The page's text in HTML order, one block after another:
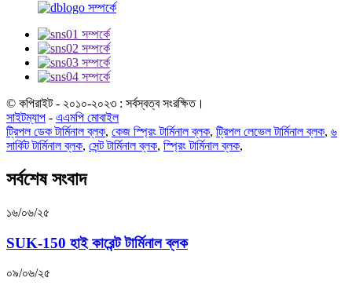
© কপিরাইট - ২০১০-২০২৩ : সর্বস্বত্ব সংরক্ষিত।
সাইটম্যাপ - এএমপি মোবাইল
ট্রিপল ডেক টার্মিনাল ব্লক, কেজ স্প্রিং টার্মিনাল ব্লক, ট্রিপল লেভেল টার্মিনাল ব্লক, ৬
সার্কিট টার্মিনাল ব্লক, সেন্ট টার্মিনাল ব্লক, স্প্রিং টার্মিনাল ব্লক,
সর্বশেষ সংবাদ
১৬/০৬/২৫
SUK-150 হাই কারেন্ট টার্মিনাল ব্লক
০৯/০৬/২৫